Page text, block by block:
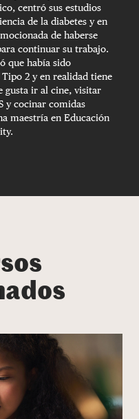
centró sus estudios
de la diabetes y en
de haberse
continuar su trabajo.
que había sido
2 y en realidad tiene
gusta ir al cine, visitar
y cocinar comidas
maestría en Educación